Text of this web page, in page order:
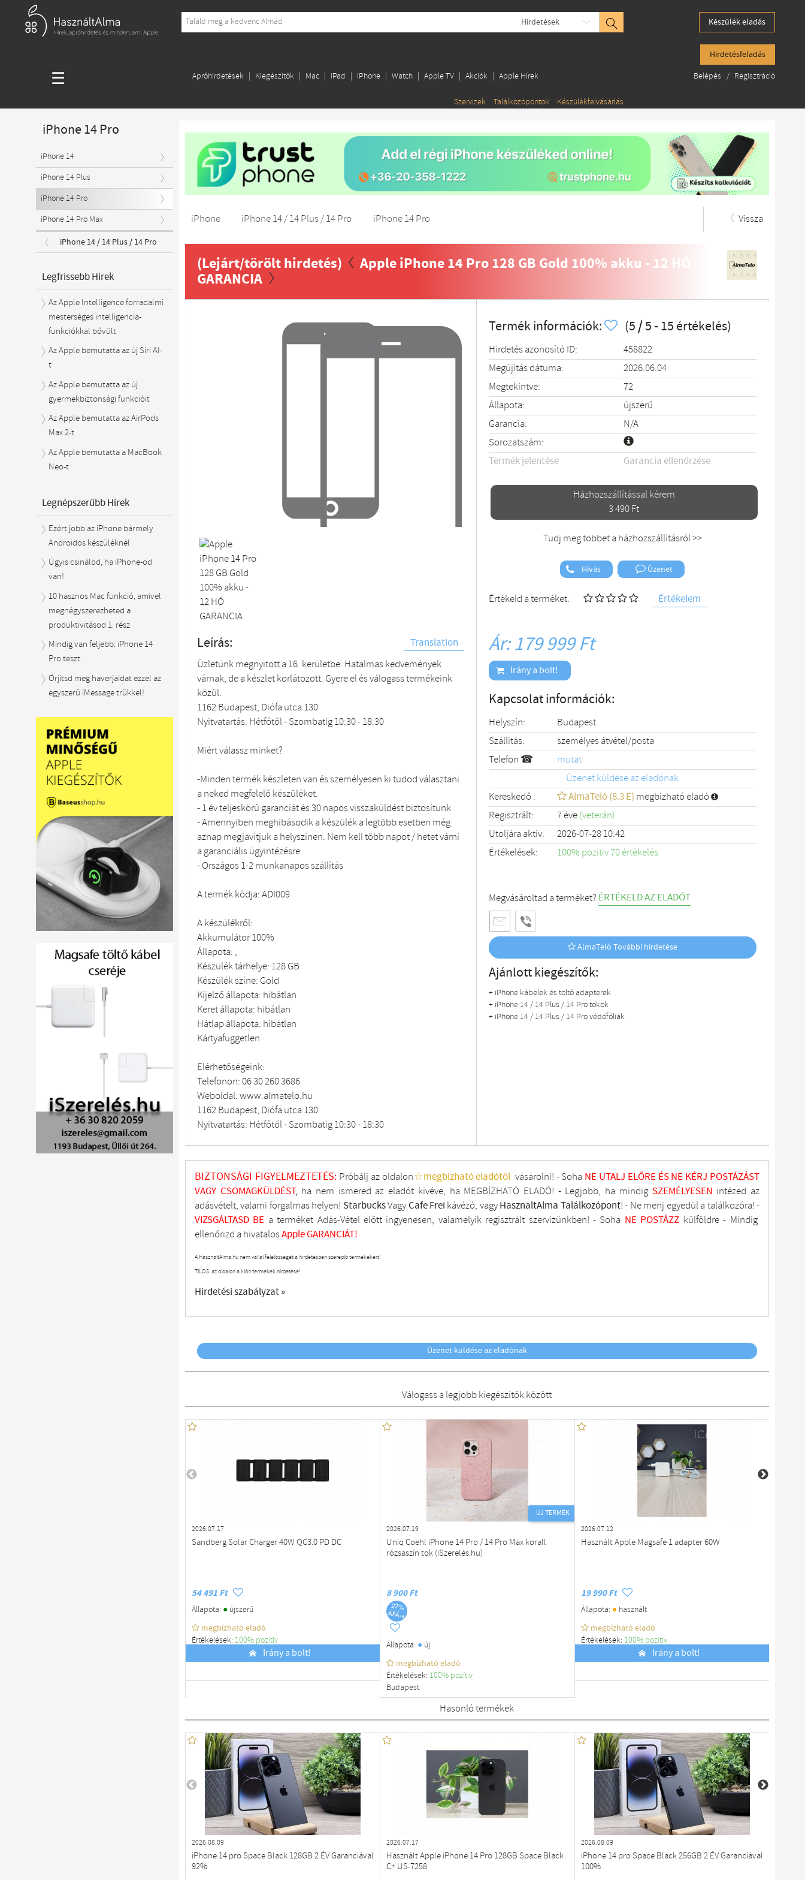
Hirdetések Készülék eladás
Hirdetésfeladás
☰ Apróhirdetések Kiegészítők Mac iPad iPhone Watch Apple TV Akciók Apple Hírek
Szervizek Találkozópontok Készülékfelvásárlás
Belépés / Regisztráció
iPhone iPhone 14 / 14 Plus / 14 Pro iPhone 14 Pro Vissza
(Lejárt/törölt hirdetés)
Apple iPhone 14 Pro 128 GB Gold 100% akku - 12 HÓ
GARANCIA
Leírás:
Translation
Üzletünk megnyitott a 16. kerületbe. Hatalmas kedvemények
várnak, de a készlet korlátozott. Gyere el és válogass termékeink
közül.
1162 Budapest, Diófa utca 130
Nyitvatartás: Hétfőtől - Szombatig 10:30 - 18:30
Miért válassz minket?
-Minden termék készleten van és személyesen ki tudod választani
a neked megfelelő készüléket.
- 1 év teljeskörű garanciát és 30 napos visszaküldést biztosítunk
- Amennyiben meghibásodik a készülék a legtöbb esetben még
aznap megjavítjuk a helyszínen. Nem kell több napot / hetet várni
a garanciális ügyintézésre.
- Országos 1-2 munkanapos szállítás
A termék kódja: ADI009
A készülékről:
Akkumulátor 100%
Állapota: ,
Készülék tárhelye: 128 GB
Készülék színe: Gold
Kijelző állapota: hibátlan
Keret állapota: hibátlan
Hátlap állapota: hibátlan
Kártyafüggetlen
Elérhetőségeink:
Telefonon: 06 30 260 3686
Weboldal: www.almatelo.hu
1162 Budapest, Diófa utca 130
Nyitvatartás: Hétfőtől - Szombatig 10:30 - 18:30
Termék információk: (5 / 5 - 15 értékelés)
Hirdetés azonosító ID:
458822
Megújítás dátuma:
2026.06.04
Megtekintve:
72
Állapota:
újszerű
Garancia:
N/A
Sorozatszám:
Termék jelentése
Garancia ellenőrzése
Házhozszállítással kérem
3 490 Ft
Tudj meg többet a házhozszállításról >>
Hívás Üzenet
Értékeld a terméket: Értékelem
Ár: 179 999 Ft
Irány a bolt!
Kapcsolat információk:
Helyszín:
Budapest
Szállítás:
személyes átvétel/posta
Telefon ☎
mutat
Üzenet küldése az eladónak
Kereskedő :
AlmaTeló (8.3 E) megbízható eladó
Regisztrált:
7 éve(veterán)
Utoljára aktív:
2026-07-28 10:42
Értékelések:
100% pozítiv 70 értékelés
Megvásároltad a terméket? ÉRTÉKELD AZ ELADÓT
AlmaTeló További hirdetése
Ajánlott kiegészítők:
+ iPhone kábelek és töltő adapterek
+ iPhone 14 / 14 Plus / 14 Pro tokok
+ iPhone 14 / 14 Plus / 14 Pro védőfóliák
BIZTONSÁGI FIGYELMEZTETÉS: Próbálj az oldalon☆megbízható eladótól vásárolni! - Soha NE UTALJ ELŐRE ÉS NE KÉRJ POSTÁZÁST
VAGY CSOMAGKÜLDÉST, ha nem ismered az eladót kivéve, ha MEGBÍZHATÓ ELADÓ! - Legjobb, ha mindig SZEMÉLYESEN intézed az
adásvételt, valami forgalmas helyen! StarbucksVagyCafe Frei kávézó, vagyHasznaltAlma Találkozópont!- Ne menj egyedül a találkozóra! -
VIZSGÁLTASD BE a terméket Adás-Vétel előtt ingyenesen, valamelyik regisztrált szervizünkben! - Soha NE POSTÁZZ külföldre- Mindig
ellenőrizd a hivatalosApple GARANCIÁT!
A HasznaltAlma.hu nem vállal felelősséget a hirdetésben szereplő termékekért!
TILOS az oldalon a klón termékek hirdetése!
Hirdetési szabályzat »
Üzenet küldése az eladónak
Válogass a legjobb kiegészítők között
2026.07.17
Sandberg Solar Charger 40W QC3.0 PD DC
54 491 Ft
Állapota: ●újszerű
megbízható eladó
Értékelések: 100% pozítiv
Irány a bolt!
ÚJ TERMÉK
2026.07.19
Uniq Coehl iPhone 14 Pro / 14 Pro Max korall
rózsaszín tok (iSzerelés.hu)
8 900 Ft
Állapota: ●új
megbízható eladó
Értékelések: 100% pozítiv
Budapest
2026.07.12
Használt Apple Magsafe 1 adapter 60W
19 990 Ft
Állapota: ●használt
megbízható eladó
Értékelések: 100% pozítiv
Irány a bolt!
Hasonló termékek
2026.08.09
iPhone 14 pro Space Black 128GB 2 ÉV Garanciával
92%
2026.07.17
Használt Apple iPhone 14 Pro 128GB Space Black
C+ US-7258
2026.08.09
iPhone 14 pro Space Black 256GB 2 ÉV Garanciával
100%
iPhone 14 Pro
iPhone 14
iPhone 14 Plus
iPhone 14 Pro
iPhone 14 Pro Max
iPhone 14 / 14 Plus / 14 Pro
Legfrissebb Hírek
Az Apple Intelligence forradalmi
mesterséges intelligencia-
funkciókkal bővült
Az Apple bemutatta az új Siri AI-
t
Az Apple bemutatta az új
gyermekbiztonsági funkcióit
Az Apple bemutatta az AirPods
Max 2-t
Az Apple bemutatta a MacBook
Neo-t
Legnépszerűbb Hírek
Ezért jobb az iPhone bármely
Androidos készüléknél
Úgyis csinálod, ha iPhone-od
van!
10 hasznos Mac funkció, amivel
megnégyszerezheted a
produktivitásod 1. rész
Mindig van feljebb: iPhone 14
Pro teszt
Őrjítsd meg haverjaidat ezzel az
egyszerű iMessage trükkel!